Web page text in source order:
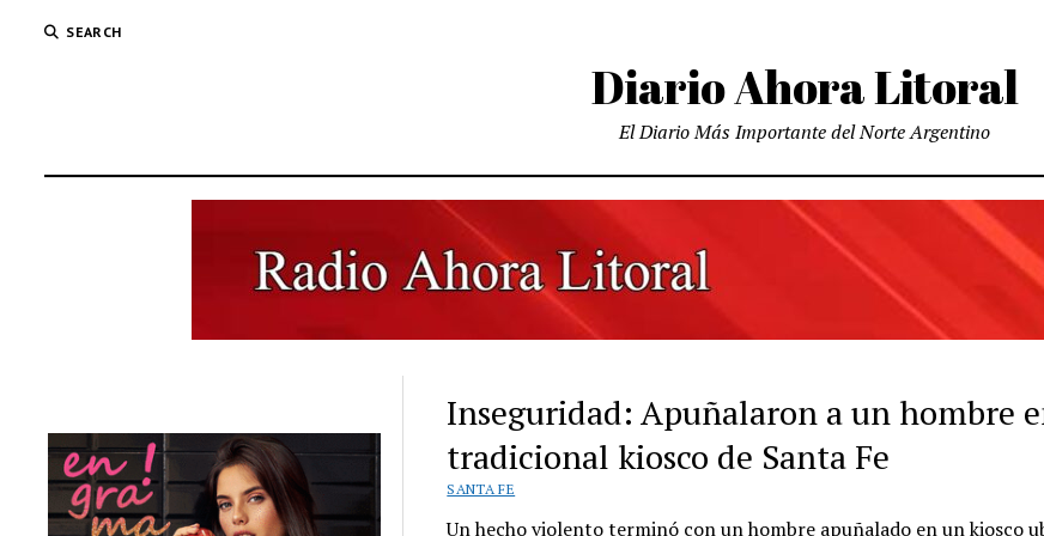
SEARCH
Diario Ahora Litoral
El Diario Más Importante del Norte Argentino
Inseguridad: Apuñalaron a un hombre
tradicional kiosco de Santa Fe
SANTA FE
Un hecho violento terminó con un hombre apuñalado en un kiosco